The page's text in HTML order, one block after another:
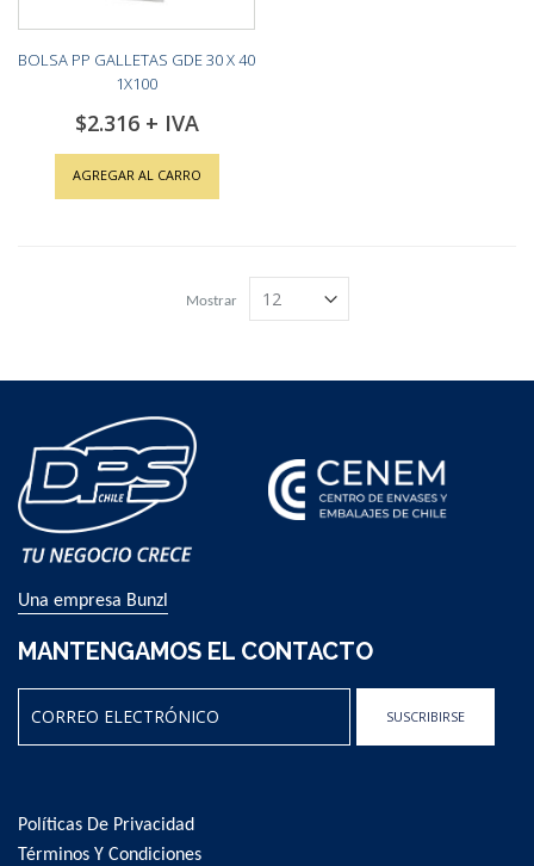
BOLSA PP GALLETAS GDE 30 X 40
1X100
$2.316
AGREGAR AL CARRO
Mostrar
Una empresa Bunzl
MANTENGAMOS EL CONTACTO
Our
Newsletter:
SUSCRIBIRSE
Políticas De Privacidad
Términos Y Condiciones